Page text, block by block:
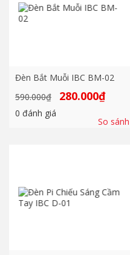
Đèn Bắt Muỗi IBC BM-02
590.000₫
Giá
gốc
280.000₫Giá
là:
0 đánh giá
So sánh